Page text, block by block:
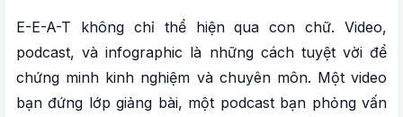
E-E-A-T không chỉ thể hiện qua con chữ. Video,
podcast, và infographic là những cách tuyệt vời để
chứng minh kinh nghiệm và chuyên môn. Một video
bạn đứng lớp giảng bài, một podcast bạn phỏng vấn